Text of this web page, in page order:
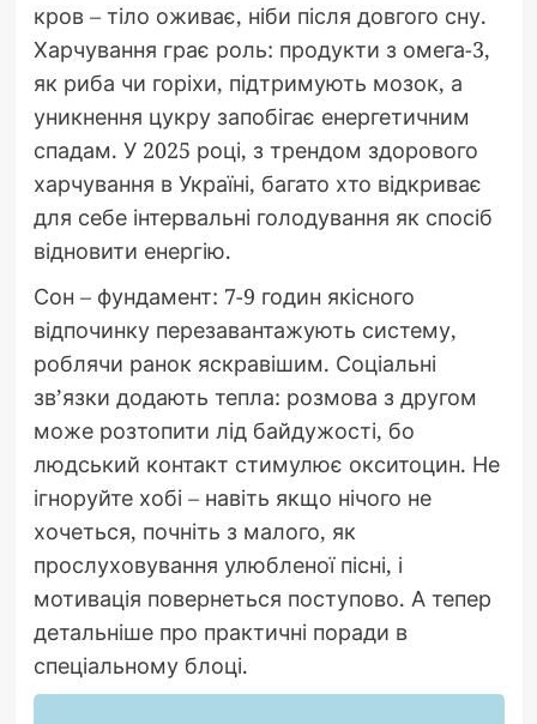
кров – тіло оживає, ніби після довгого сну.
Харчування грає роль: продукти з омега-3,
як риба чи горіхи, підтримують мозок, а
уникнення цукру запобігає енергетичним
спадам. У 2025 році, з трендом здорового
харчування в Україні, багато хто відкриває
для себе інтервальні голодування як спосіб
відновити енергію.
Сон – фундамент: 7-9 годин якісного
відпочинку перезавантажують систему,
роблячи ранок яскравішим. Соціальні
зв’язки додають тепла: розмова з другом
може розтопити лід байдужості, бо
людський контакт стимулює окситоцин. Не
ігноруйте хобі – навіть якщо нічого не
хочеться, почніть з малого, як
прослуховування улюбленої пісні, і
мотивація повернеться поступово. А тепер
детальніше про практичні поради в
спеціальному блоці.